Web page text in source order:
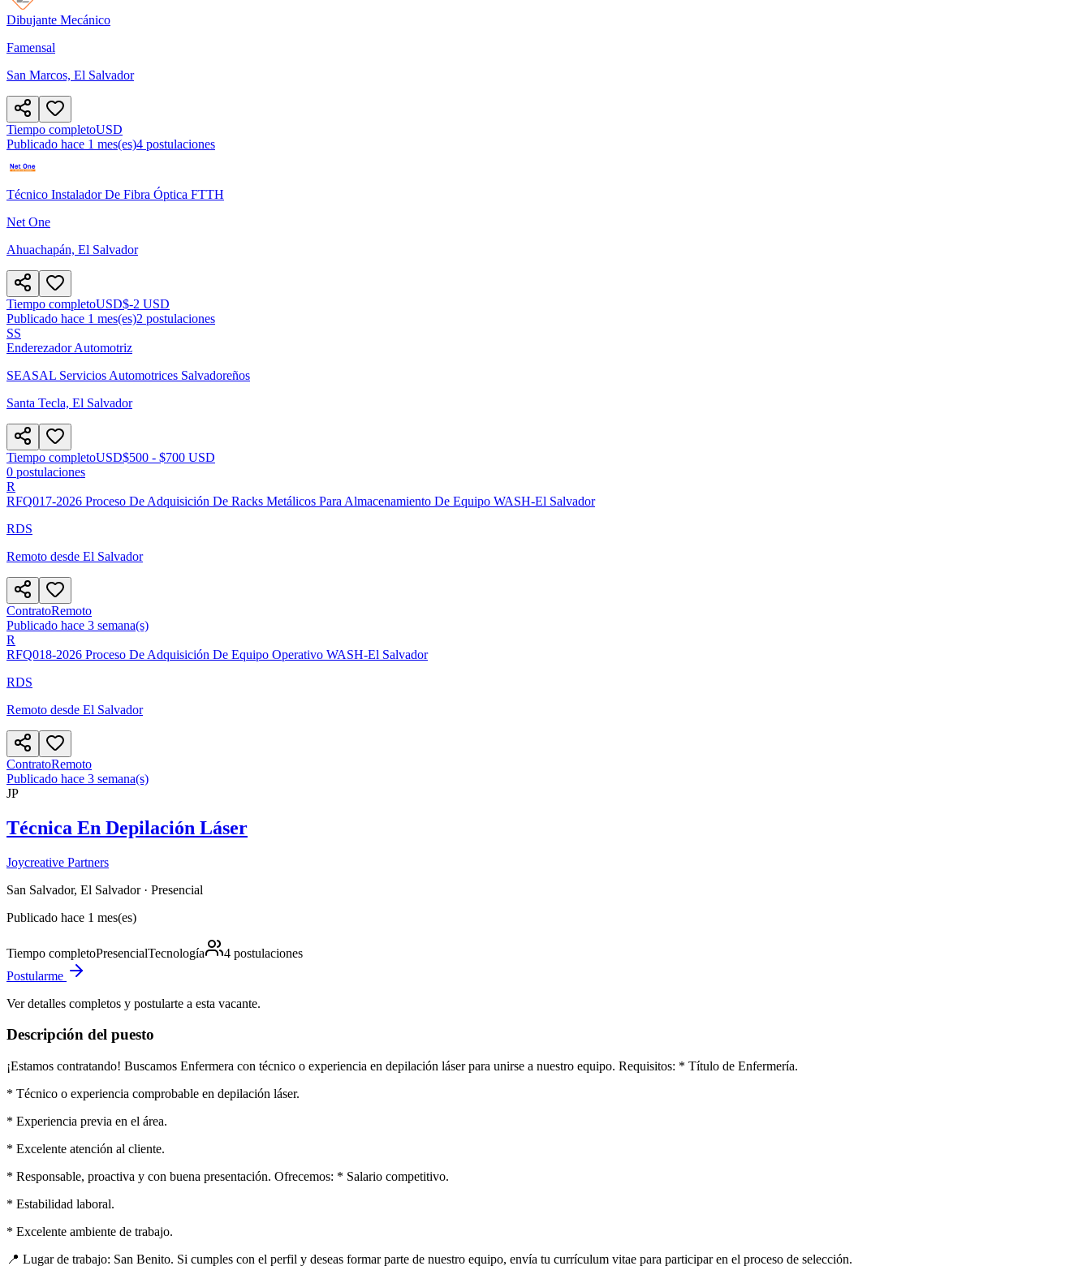
Dibujante Mecánico
Famensal
San Marcos, El Salvador
Tiempo completoUSD
Publicado hace 1 mes(es)4 postulaciones
Técnico Instalador De Fibra Óptica FTTH
Net One
Ahuachapán, El Salvador
Tiempo completoUSD$-2 USD
Publicado hace 1 mes(es)2 postulaciones
SS
Enderezador Automotriz
SEASAL Servicios Automotrices Salvadoreños
Santa Tecla, El Salvador
Tiempo completoUSD$500 - $700 USD
0 postulaciones
R
RFQ017-2026 Proceso De Adquisición De Racks Metálicos Para Almacenamiento De Equipo WASH-El Salvador
RDS
Remoto desde El Salvador
ContratoRemoto
Publicado hace 3 semana(s)
R
RFQ018-2026 Proceso De Adquisición De Equipo Operativo WASH-El Salvador
RDS
Remoto desde El Salvador
ContratoRemoto
Publicado hace 3 semana(s)
JP
Técnica En Depilación Láser
Joycreative Partners
San Salvador, El Salvador· Presencial
Publicado hace 1 mes(es)
Tiempo completoPresencialTecnología 4 postulaciones
Postularme
Ver detalles completos y postularte a esta vacante.
Descripción del puesto
¡Estamos contratando! Buscamos Enfermera con técnico o experiencia en depilación láser para unirse a nuestro equipo. Requisitos: * Título de Enfermería.
* Técnico o experiencia comprobable en depilación láser.
* Experiencia previa en el área.
* Excelente atención al cliente.
* Responsable, proactiva y con buena presentación. Ofrecemos: * Salario competitivo.
* Estabilidad laboral.
* Excelente ambiente de trabajo.
📍 Lugar de trabajo: San Benito. Si cumples con el perfil y deseas formar parte de nuestro equipo, envía tu currículum vitae para participar en el proceso de selección.